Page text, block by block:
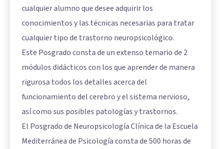
cualquier alumno que desee adquirir los
conocimientos y las técnicas necesarias para tratar
cualquier tipo de trastorno neuropsicológico.
Este Posgrado consta de un extenso temario de 2
módulos didácticos con los que aprender de manera
rigurosa todos los detalles acerca del
funcionamiento del cerebro y el sistema nervioso,
así como sus posibles patologías y trastornos.
El Posgrado de Neuropsicología Clínica de la Escuela
Mediterránea de Psicología consta de 500 horas de